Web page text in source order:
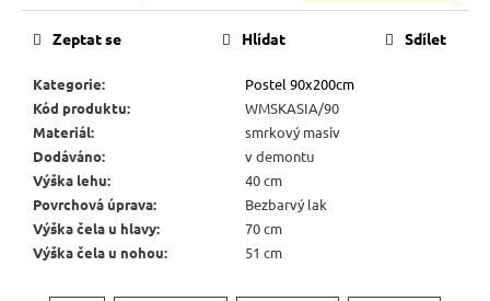
Kategorie:
Postel 90x200cm
Kód produktu:
WMSKASIA/90
Materiál:
smrkový masiv
Dodáváno:
v demontu
Výška lehu:
40 cm
Povrchová úprava:
Bezbarvý lak
Výška čela u hlavy:
70 cm
Výška čela u nohou: 51 cm
Zeptat se Hlídat Sdílet
m
RUSTIKÁLNÍ
JÍDELNÍ
STŮL
SWEET
HOME
MES1
344